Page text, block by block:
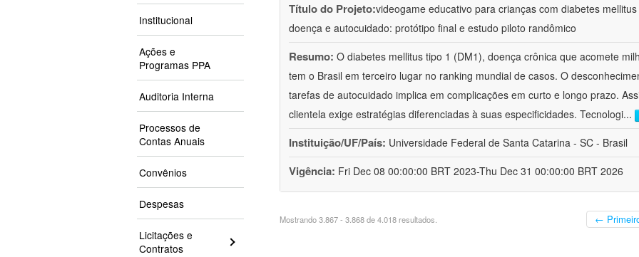
Institucional
Ações e
Programas PPA
Auditoria Interna
Processos de
Contas Anuais
Convênios
Despesas
Licitações e
Contratos
Título do Projeto:videogame educativo para crianças com diabetes
doença e autocuidado: protótipo final e estudo piloto randômico
Resumo: O diabetes mellitus tipo 1 (DM1), doença crônica que acomete
tem o Brasil em terceiro lugar no ranking mundial de casos. O
tarefas de autocuidado implica em complicações em curto e longo prazo.
clientela exige estratégias diferenciadas à suas especificidades. Tecnologi...
Instituição/UF/País: Universidade Federal de Santa Catarina - SC - Brasil
Vigência: Fri Dec 08 00:00:00 BRT 2023-Thu Dec 31 00:00:00 BRT 2026
Mostrando 3.867 - 3.868 de 4.018 resultados. ←